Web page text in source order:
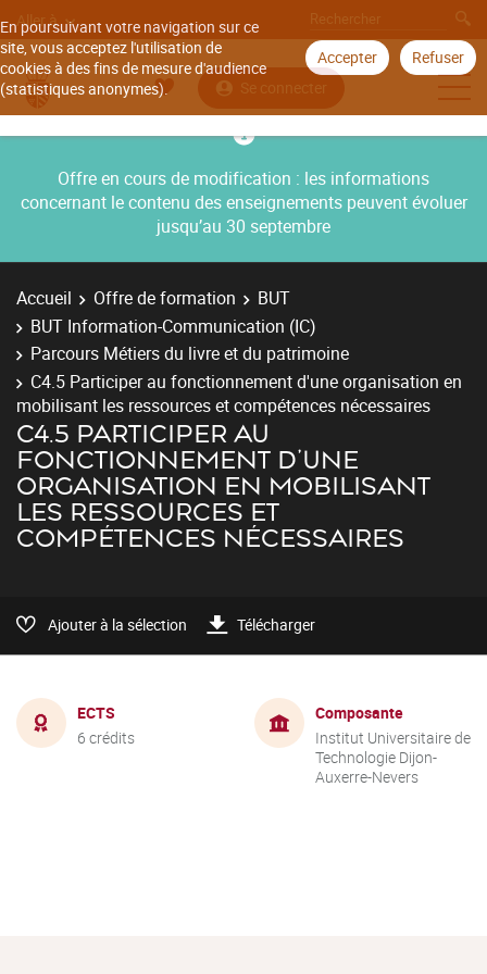
En poursuivant votre navigation sur ce
site, vous acceptez l'utilisation de
cookies à des fins de mesure d'audience
(statistiques anonymes).
Accepter Refuser
Aller à
Se connecter
Offre en cours de modification : les informations
concernant le contenu des enseignements peuvent évoluer
jusqu’au 30 septembre
Accueil Offre de formation
BUT
BUT Information-Communication (IC)
Parcours Métiers du livre et du patrimoine
C4.5 Participer au fonctionnement d'une organisation en
mobilisant les ressources et compétences nécessaires
C4.5 PARTICIPER AU
FONCTIONNEMENT D'UNE
ORGANISATION EN MOBILISANT
LES RESSOURCES ET
COMPÉTENCES NÉCESSAIRES
Ajouter à la sélection Télécharger
ECTS
6 crédits
Composante
Institut Universitaire de
Technologie Dijon-
Auxerre-Nevers